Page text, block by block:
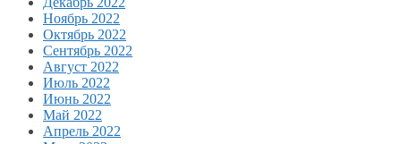
Ноябрь 2022
Октябрь 2022
Сентябрь 2022
Август 2022
Июль 2022
Июнь 2022
Май 2022
Апрель 2022